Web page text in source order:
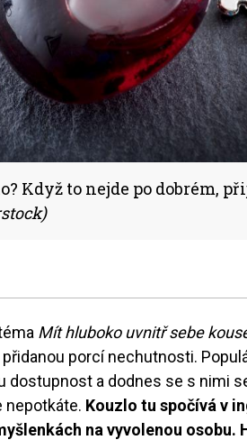
Když to nejde po dobrém,
Mít hluboko uvnitř sebe
porcí nechutnosti.
dostupnost a dodnes se s nimi
nepotkáte. Kouzlo tu spočívá v
na vyvolenou osobu.